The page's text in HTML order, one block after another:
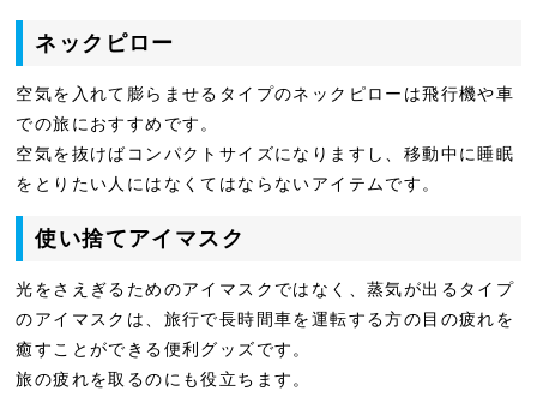
ネックピロー
空気を入れて膨らませるタイプのネックピローは飛行機や車
での旅におすすめです。
空気を抜けばコンパクトサイズになりますし、移動中に睡眠
をとりたい人にはなくてはならないアイテムです。
使い捨てアイマスク
光をさえぎるためのアイマスクではなく、蒸気が出るタイプ
のアイマスクは、旅行で長時間車を運転する方の目の疲れを
癒すことができる便利グッズです。
旅の疲れを取るのにも役立ちます。